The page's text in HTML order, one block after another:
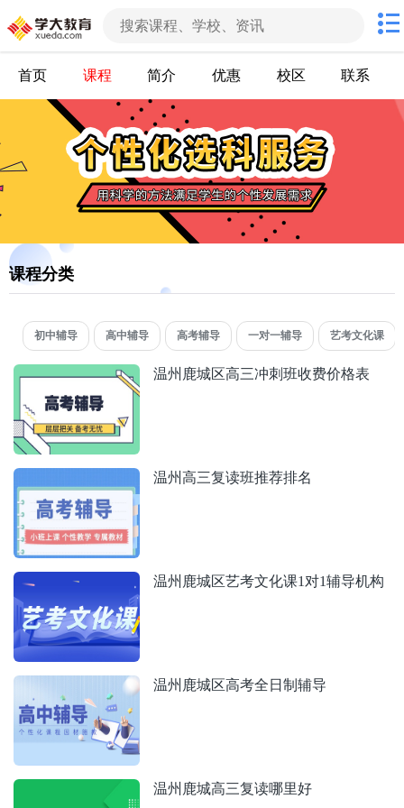
首页 课程 简介 优惠 校区 联系
课程分类
初中辅导 高中辅导 高考辅导 一对一辅导 艺考文化课
温州鹿城区高三冲刺班收费价格表
温州高三复读班推荐排名
温州鹿城区艺考文化课1对1辅导机构
温州鹿城区高考全日制辅导
温州鹿城高三复读哪里好